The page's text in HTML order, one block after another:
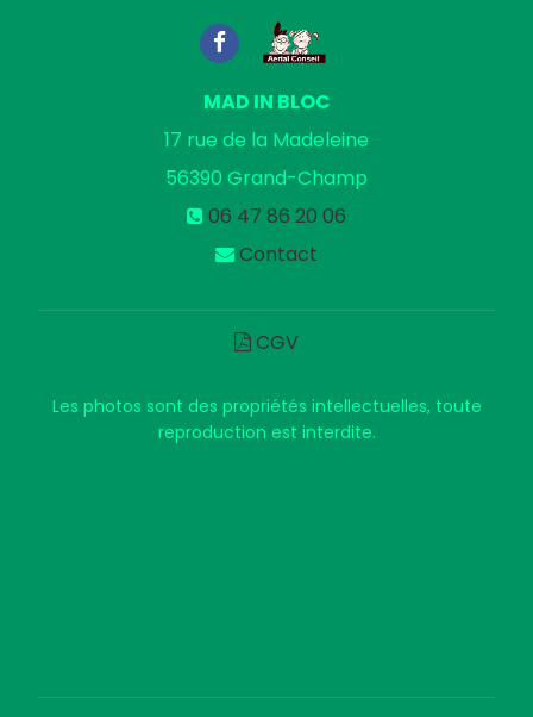
MAD IN BLOC
17 rue de la Madeleine
56390 Grand-Champ
06 47 86 20 06
Contact
CGV
Les photos sont des propriétés intellectuelles, toute
reproduction est interdite.